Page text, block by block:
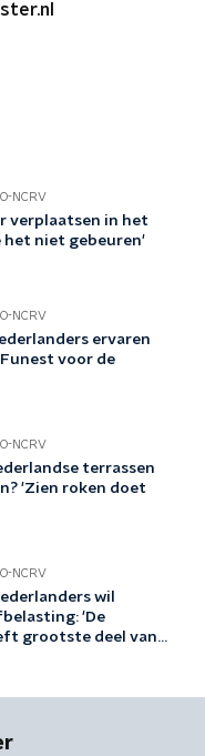
NCRV
verplaatsen in het
het niet gebeuren'
NCRV
ervaren
voor de
NCRV
terrassen
'Zien roken doet
NCRV
wil
'De
grootste deel van